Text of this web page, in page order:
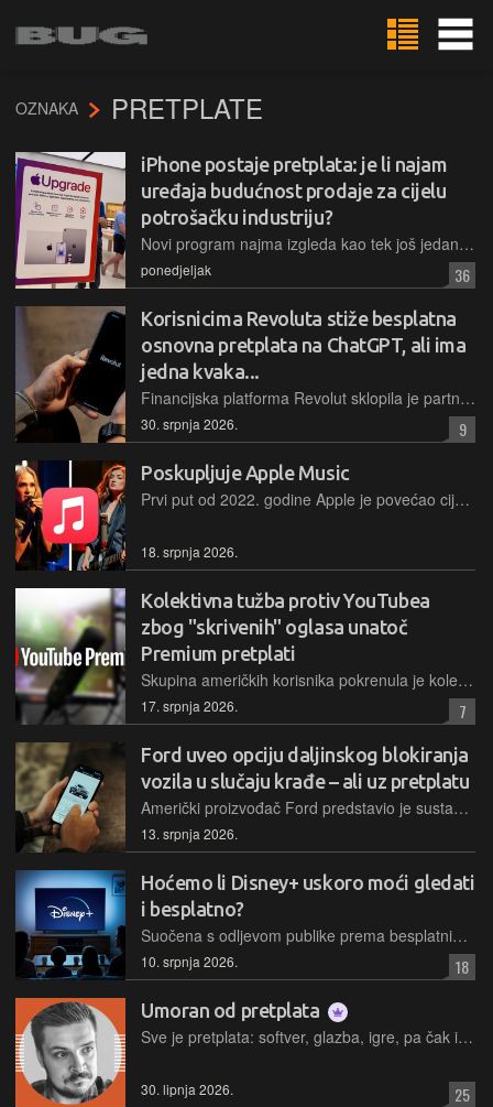
OZNAKA PRETPLATE
iPhone postaje pretplata: je li najam
uređaja budućnost prodaje za cijelu
potrošačku industriju?
Novi program najma izgleda kao tek još jedan način plaćanja. Zapravo je riječ o jednom od najvećih zaokreta u načinu na koji Apple želi prodavati uređaje i, s njima povezano, servise. Kad Cupertino nešto pretvori u standard, ostatak industrije obično slijedi
ponedjeljak 36
Korisnicima Revoluta stiže besplatna
osnovna pretplata na ChatGPT, ali ima
jedna kvaka...
Financijska platforma Revolut sklopila je partnerstvo s OpenAI-jem čime omogućuje svojim korisnicima od tri do dvanaest mjeseci besplatnog korištenja naprednijeg modela ChatGPT Go
30. srpnja 2026. 9
Poskupljuje Apple Music
Prvi put od 2022. godine Apple je povećao cijene svih svojih glazbenih paketa pretplate u cijelom svijetu, pa tako i u Hrvatskoj
18. srpnja 2026.
Kolektivna tužba protiv YouTubea
zbog "skrivenih" oglasa unatoč
Premium pretplati
Skupina američkih korisnika pokrenula je kolektivnu tužbu protiv tehnoloških divova, ističući da YouTube Premium i dalje prikazuje sponzorske blokove, unatoč obećanjima o gledanju bez reklama
17. srpnja 2026. 7
Ford uveo opciju daljinskog blokiranja
vozila u slučaju krađe – ali uz pretplatu
Američki proizvođač Ford predstavio je sustav "Start Inhibit" koji vlasnicima i policiji omogućuje daljinsko onemogućavanje pokretanja motora, no usluga će se nakon prve godine naplaćivati
13. srpnja 2026.
Hoćemo li Disney+ uskoro moći gledati
i besplatno?
Suočena s odljevom publike prema besplatnim platformama poput YouTubea, u Disneyu navodno razmatraju uvođenje besplatnog osnovnog paketa usluga na svojoj streaming platformi
10. srpnja 2026. 18
Umoran od pretplata
Sve je pretplata: softver, glazba, igre, pa čak i grijanje sjedala u automobilu. Svi na tome dobivaju, osim vječitog pušioničara – korisnika
30. lipnja 2026. 25